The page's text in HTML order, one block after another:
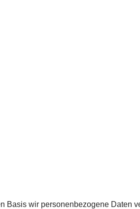
Basis wir personenbezogene Daten